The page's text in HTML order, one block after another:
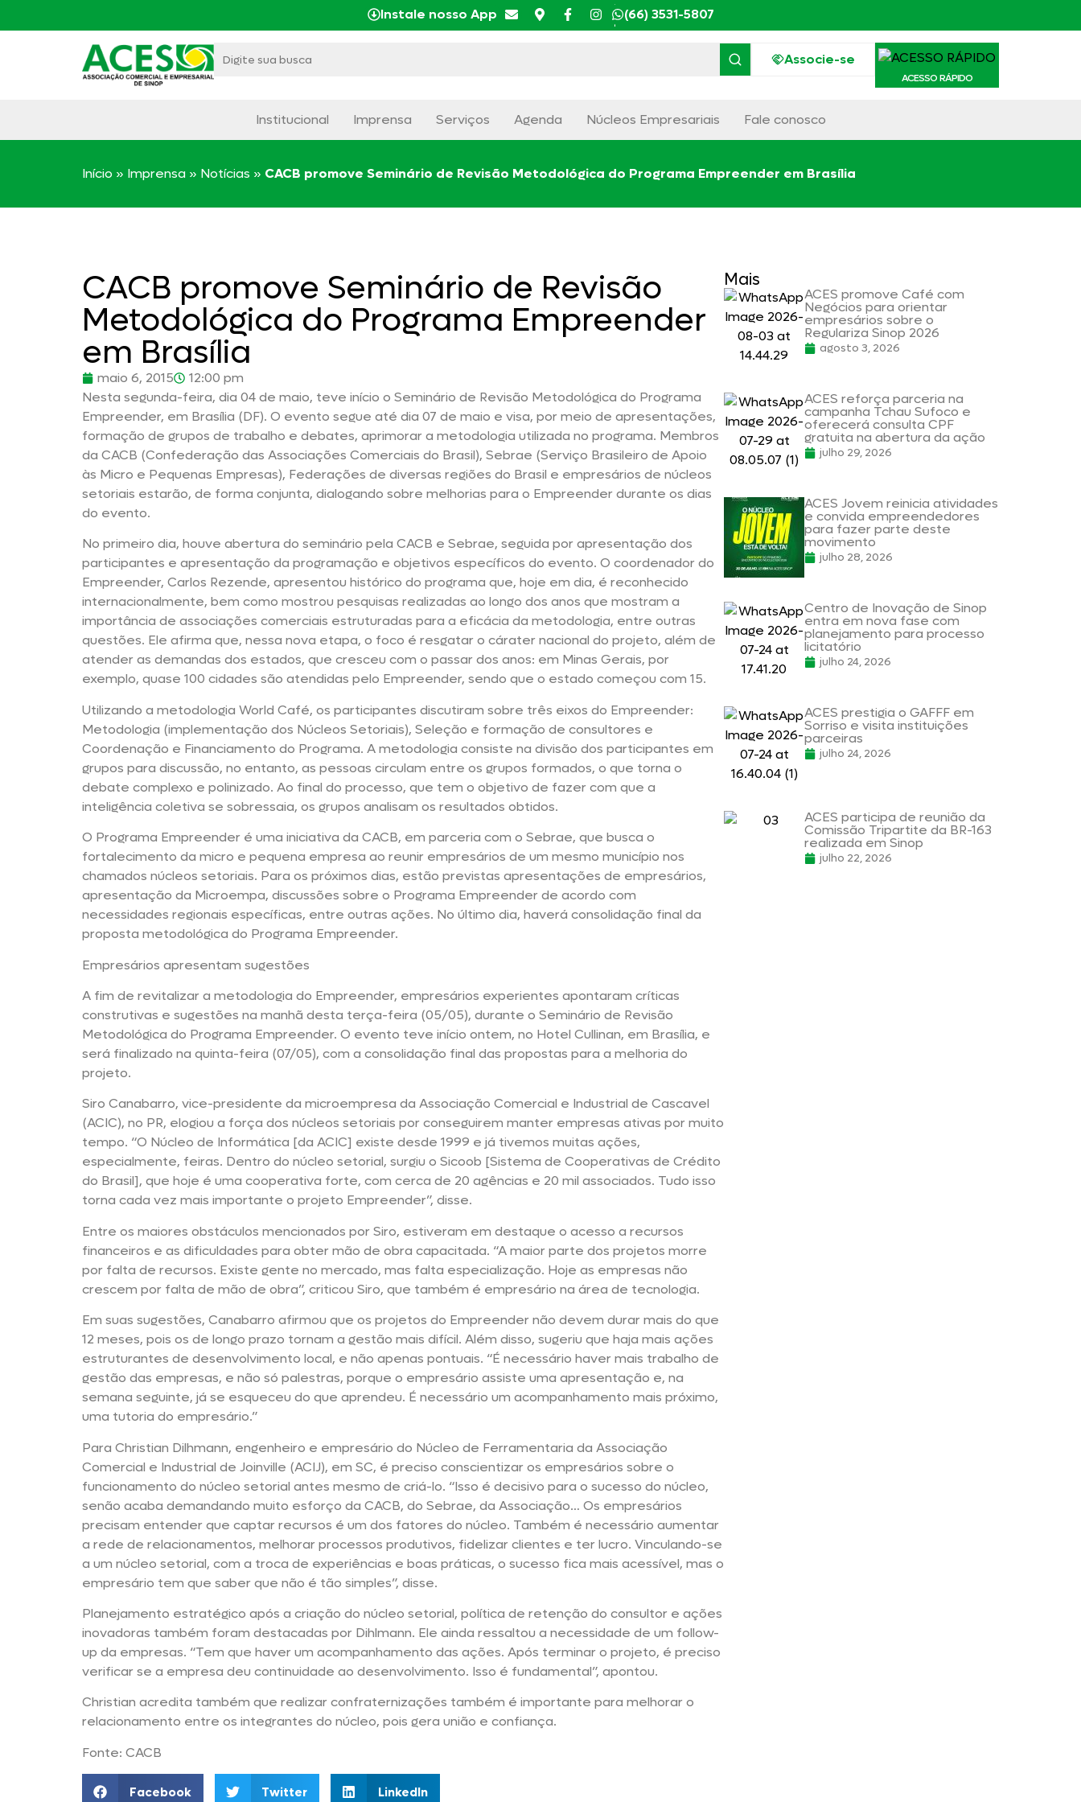
Instale nosso App (66) 3531-5807
Associe-se
ACESSO RÁPIDO
Institucional Imprensa Serviços Agenda Núcleos Empresariais Fale conosco
Início » Imprensa » Notícias » CACB promove Seminário de Revisão Metodológica do Programa Empreender em Brasília
CACB promove Seminário de Revisão
Metodológica do Programa Empreender
em Brasília
maio 6, 2015
12:00 pm
Nesta segunda-feira, dia 04 de maio, teve início o Seminário de Revisão Metodológica do Programa
Empreender, em Brasília (DF). O evento segue até dia 07 de maio e visa, por meio de apresentações,
formação de grupos de trabalho e debates, aprimorar a metodologia utilizada no programa. Membros
da CACB (Confederação das Associações Comerciais do Brasil), Sebrae (Serviço Brasileiro de Apoio
às Micro e Pequenas Empresas), Federações de diversas regiões do Brasil e empresários de núcleos
setoriais estarão, de forma conjunta, dialogando sobre melhorias para o Empreender durante os dias
do evento.
No primeiro dia, houve abertura do seminário pela CACB e Sebrae, seguida por apresentação dos
participantes e apresentação da programação e objetivos específicos do evento. O coordenador do
Empreender, Carlos Rezende, apresentou histórico do programa que, hoje em dia, é reconhecido
internacionalmente, bem como mostrou pesquisas realizadas ao longo dos anos que mostram a
importância de associações comerciais estruturadas para a eficácia da metodologia, entre outras
questões. Ele afirma que, nessa nova etapa, o foco é resgatar o cárater nacional do projeto, além de
atender as demandas dos estados, que cresceu com o passar dos anos: em Minas Gerais, por
exemplo, quase 100 cidades são atendidas pelo Empreender, sendo que o estado começou com 15.
Utilizando a metodologia World Café, os participantes discutiram sobre três eixos do Empreender:
Metodologia (implementação dos Núcleos Setoriais), Seleção e formação de consultores e
Coordenação e Financiamento do Programa. A metodologia consiste na divisão dos participantes em
grupos para discussão, no entanto, as pessoas circulam entre os grupos formados, o que torna o
debate complexo e polinizado. Ao final do processo, que tem o objetivo de fazer com que a
inteligência coletiva se sobressaia, os grupos analisam os resultados obtidos.
O Programa Empreender é uma iniciativa da CACB, em parceria com o Sebrae, que busca o
fortalecimento da micro e pequena empresa ao reunir empresários de um mesmo município nos
chamados núcleos setoriais. Para os próximos dias, estão previstas apresentações de empresários,
apresentação da Microempa, discussões sobre o Programa Empreender de acordo com
necessidades regionais específicas, entre outras ações. No último dia, haverá consolidação final da
proposta metodológica do Programa Empreender.
Empresários apresentam sugestões
A fim de revitalizar a metodologia do Empreender, empresários experientes apontaram críticas
construtivas e sugestões na manhã desta terça-feira (05/05), durante o Seminário de Revisão
Metodológica do Programa Empreender. O evento teve início ontem, no Hotel Cullinan, em Brasília, e
será finalizado na quinta-feira (07/05), com a consolidação final das propostas para a melhoria do
projeto.
Siro Canabarro, vice-presidente da microempresa da Associação Comercial e Industrial de Cascavel
(ACIC), no PR, elogiou a força dos núcleos setoriais por conseguirem manter empresas ativas por muito
tempo. “O Núcleo de Informática [da ACIC] existe desde 1999 e já tivemos muitas ações,
especialmente, feiras. Dentro do núcleo setorial, surgiu o Sicoob [Sistema de Cooperativas de Crédito
do Brasil], que hoje é uma cooperativa forte, com cerca de 20 agências e 20 mil associados. Tudo isso
torna cada vez mais importante o projeto Empreender”, disse.
Entre os maiores obstáculos mencionados por Siro, estiveram em destaque o acesso a recursos
financeiros e as dificuldades para obter mão de obra capacitada. “A maior parte dos projetos morre
por falta de recursos. Existe gente no mercado, mas falta especialização. Hoje as empresas não
crescem por falta de mão de obra”, criticou Siro, que também é empresário na área de tecnologia.
Em suas sugestões, Canabarro afirmou que os projetos do Empreender não devem durar mais do que
12 meses, pois os de longo prazo tornam a gestão mais difícil. Além disso, sugeriu que haja mais ações
estruturantes de desenvolvimento local, e não apenas pontuais. “É necessário haver mais trabalho de
gestão das empresas, e não só palestras, porque o empresário assiste uma apresentação e, na
semana seguinte, já se esqueceu do que aprendeu. É necessário um acompanhamento mais próximo,
uma tutoria do empresário.”
Para Christian Dilhmann, engenheiro e empresário do Núcleo de Ferramentaria da Associação
Comercial e Industrial de Joinville (ACIJ), em SC, é preciso conscientizar os empresários sobre o
funcionamento do núcleo setorial antes mesmo de criá-lo. “Isso é decisivo para o sucesso do núcleo,
senão acaba demandando muito esforço da CACB, do Sebrae, da Associação… Os empresários
precisam entender que captar recursos é um dos fatores do núcleo. Também é necessário aumentar
a rede de relacionamentos, melhorar processos produtivos, fidelizar clientes e ter lucro. Vinculando-se
a um núcleo setorial, com a troca de experiências e boas práticas, o sucesso fica mais acessível, mas o
empresário tem que saber que não é tão simples”, disse.
Planejamento estratégico após a criação do núcleo setorial, política de retenção do consultor e ações
inovadoras também foram destacadas por Dihlmann. Ele ainda ressaltou a necessidade de um follow-
up da empresas. “Tem que haver um acompanhamento das ações. Após terminar o projeto, é preciso
verificar se a empresa deu continuidade ao desenvolvimento. Isso é fundamental”, apontou.
Christian acredita também que realizar confraternizações também é importante para melhorar o
relacionamento entre os integrantes do núcleo, pois gera união e confiança.
Fonte: CACB
Facebook Twitter LinkedIn
Mais
ACES promove Café com
Negócios para orientar
empresários sobre o
Regulariza Sinop 2026
agosto 3, 2026
ACES reforça parceria na
campanha Tchau Sufoco e
oferecerá consulta CPF
gratuita na abertura da ação
julho 29, 2026
ACES Jovem reinicia atividades
e convida empreendedores
para fazer parte deste
movimento
julho 28, 2026
Centro de Inovação de Sinop
entra em nova fase com
planejamento para processo
licitatório
julho 24, 2026
ACES prestigia o GAFFF em
Sorriso e visita instituições
parceiras
julho 24, 2026
ACES participa de reunião da
Comissão Tripartite da BR-163
realizada em Sinop
julho 22, 2026